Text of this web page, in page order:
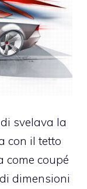
svelava la
con il tetto
come coupé
dimensioni